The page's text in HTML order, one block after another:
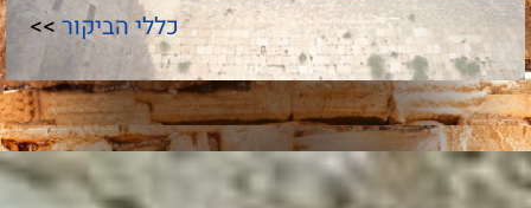
כללי הביקור >>